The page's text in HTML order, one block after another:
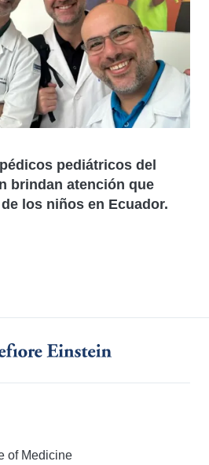
pediátricos del
brindan atención que
los niños en Ecuador.
of Medicine